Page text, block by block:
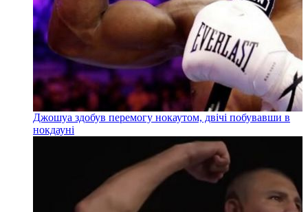
Джошуа здобув перемогу нокаутом, двічі побувавши в
нокдауні